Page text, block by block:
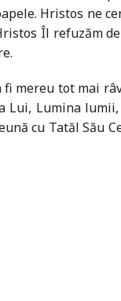
Hristos ne
Îl refuzăm
fi mereu tot mai
Lumina
cu Tatăl Său